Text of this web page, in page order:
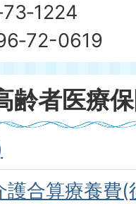
0619
齢者医療
護合算療養費(